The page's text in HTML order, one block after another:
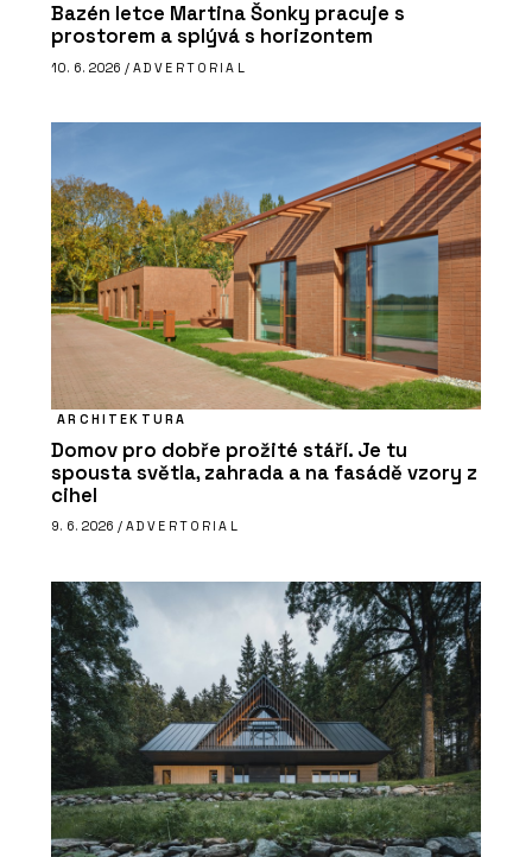
Bazén letce Martina Šonky pracuje s
prostorem a splývá s horizontem
10. 6. 2026 / ADVERTORIAL
ARCHITEKTURA
Domov pro dobře prožité stáří. Je tu
spousta světla, zahrada a na fasádě vzory z
cihel
9. 6. 2026 / ADVERTORIAL